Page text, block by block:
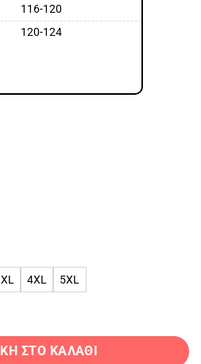
116-120
120-124
4XL 5XL
ΣΟΥΕΤ ποσότητα
ΣΤΟ ΚΑΛΆΘΙ